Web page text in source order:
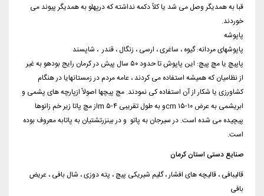
قبا به همدیگر وصل می شد یا کلاً دکمه نداشته که درپهلو به همدیگر پیوند می
خوردند.
پاپوشه
پاپوشهای مردانه: گیوه ، ساغری ، ارسی ، زنگال ، قندر ، شاپسند
پاپیچ یا مچ پیچ: این پاپوش تا حدود ۵۰ سال پیش در کرمان رایج بودهو به غیر
از نظامیان که همیشه استفاده می کردند ، عامه مردم در زمستانهایا در هنگام
کشاورزی یا شکار از آن استفاده کی نمودند. مچ پیچها اصولاً ازپارچه های پشمی و
ابریشمی به عرض cm ۱۵-۱۰و به طول تقریبی m ۵-۴از مچ پاتا زیر خم زانوها
پیچیده می شده است. در سیرجان به پاتو و در بینزرتشتیان به پاتابه معروف بوده
است.
صنایع دستی استان کرمان
قالیبافی ، قالیچه های افشار ، گلیم شیریکی پیچ ، پته دوزی ، شال بافی ، عریض
بافی